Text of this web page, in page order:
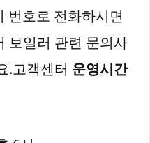
번호로 전화하시면
보일러 관련 문의사
.고객센터 운영시간